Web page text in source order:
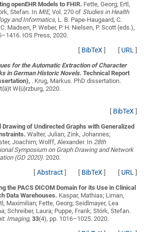
openEHR Models to FHIR. Fette, Georg; Ertl,
Stefan. In MIE, Vol. 270 of Studies in Health
and Informatics, L. B. Pape-Haugaard, C.
Madsen, P. Weber, P. H. Nielsen, P. Scott (eds.),
IOS Press, 2020.
[ BibTeX ] [ URL ]
for the Automatic Extraction of Character
in German Historic Novels. Technical Report
. Krug, Markus. PhD dissertation.
W{ü}rzburg, 2020.
[ BibTeX ]
Drawing of Undirected Graphs with Generalized
Walter, Julian; Zink, Johannes;
Joachim; Wolff, Alexander. In 28th
Symposium on Graph Drawing and Network
(GD 2020). 2020.
[Abstract ] [ BibTeX ] [ URL ]
the PACS DICOM Domain for its Use in Clinical
Data Warehouses. Kaspar, Mathias; Liman,
Maximilian; Fette, Georg; Seidlmayer, Lea
Schreiber, Laura; Puppe, Frank; Störk, Stefan.
Imaging,33(4), pp. 1016–1025. 2020.